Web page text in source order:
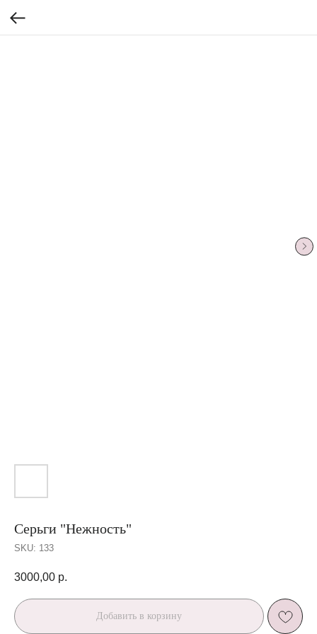
Серьги "Нежность"
SKU: 133
3000,00 р.
Добавить в корзину